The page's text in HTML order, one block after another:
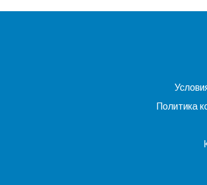
Политика